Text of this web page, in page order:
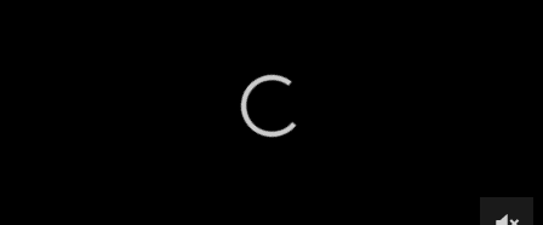
Une personne est décédée ce lundi vers 15h00
cellule de la zone de police de Bruxelles-Ixelles
bâtiment de la police judiciaire fédérale sur la rue Royale.
Ce lundi, vers 14h00, les services de police en charge de ces